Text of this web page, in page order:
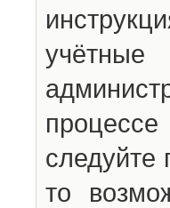
следуйте
то